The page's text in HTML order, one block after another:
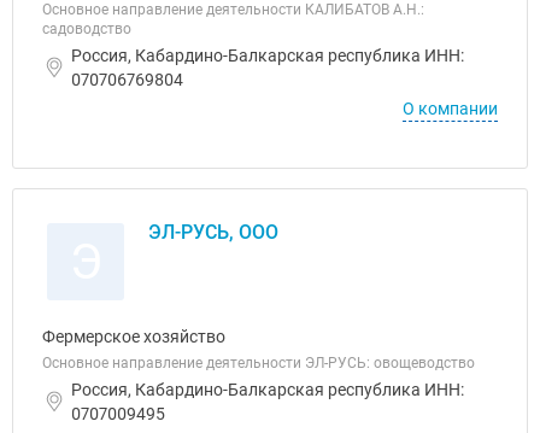
Основное направление деятельности КАЛИБАТОВ А.Н.:
садоводство
Россия, Кабардино-Балкарская республика ИНН:
070706769804
О компании
ЭЛ-РУСЬ, ООО
Фермерское хозяйство
Основное направление деятельности ЭЛ-РУСЬ: овощеводство
Россия, Кабардино-Балкарская республика ИНН:
0707009495